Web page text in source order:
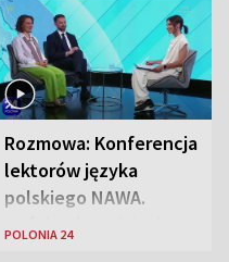
Rozmowa: Konferencja
lektorów języka
polskiego NAWA.
Goście: dr Wojciech
POLONIA 24